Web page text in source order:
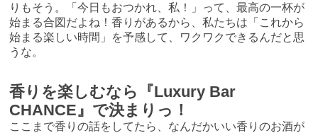
りもそう。「今日もおつかれ、私！」って、最高の一杯が
始まる合図だよね！香りがあるから、私たちは「これから
始まる楽しい時間」を予感して、ワクワクできるんだと思
うな。
香りを楽しむなら『Luxury Bar
CHANCE』で決まりっ！
ここまで香りの話をしてたら、なんだかいい香りのお酒が